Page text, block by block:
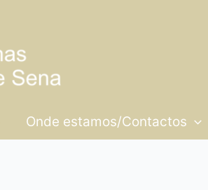
Onde estamos/Contactos